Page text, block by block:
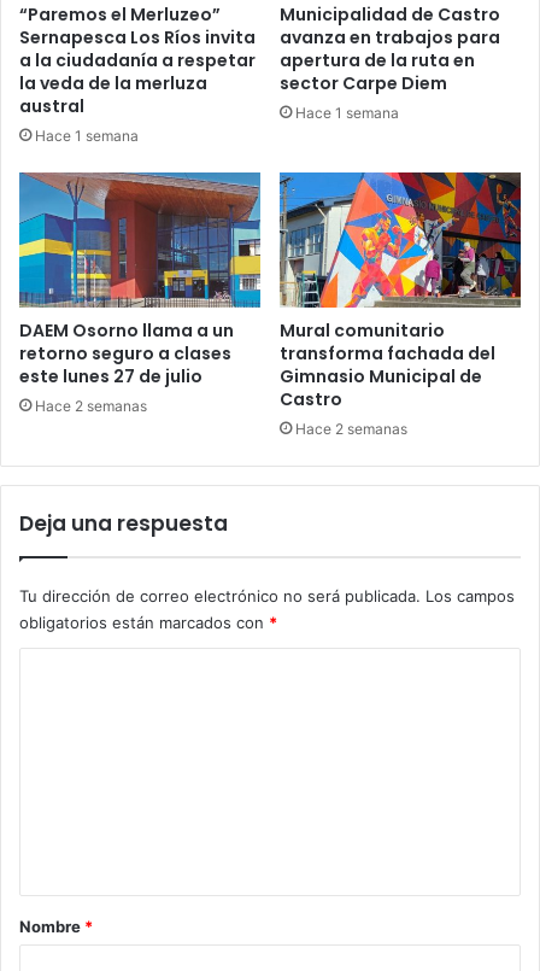
“Paremos el Merluzeo”
Sernapesca Los Ríos invita
a la ciudadanía a respetar
la veda de la merluza
austral
Hace 1 semana
Municipalidad de Castro
avanza en trabajos para
apertura de la ruta en
sector Carpe Diem
Hace 1 semana
DAEM Osorno llama a un
retorno seguro a clases
este lunes 27 de julio
Hace 2 semanas
Mural comunitario
transforma fachada del
Gimnasio Municipal de
Castro
Hace 2 semanas
Deja una respuesta
Tu dirección de correo electrónico no será publicada. Los campos
obligatorios están marcados con *
r
Nombre *